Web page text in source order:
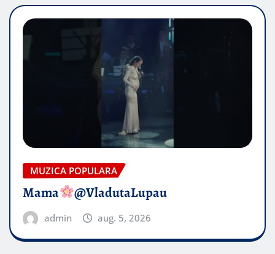
MUZICA POPULARA
Mama @VladutaLupau
admin aug. 5, 2026